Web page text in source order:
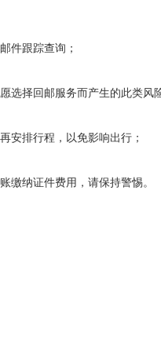
件跟踪查询；
选择回邮服务而产生的此类风
安排行程，以免影响出行；
缴纳证件费用，请保持警惕。